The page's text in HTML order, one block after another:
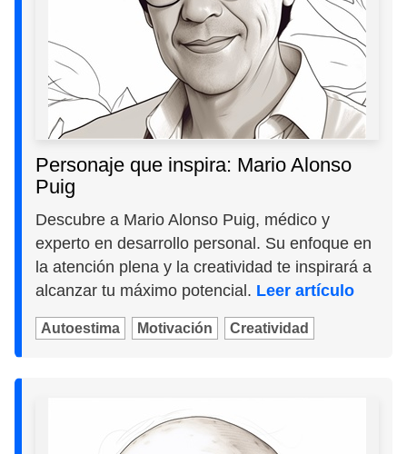
Personaje que inspira: Mario Alonso
Puig
Descubre a Mario Alonso Puig, médico y
experto en desarrollo personal. Su enfoque en
la atención plena y la creatividad te inspirará a
alcanzar tu máximo potencial. Leer artículo
Autoestima Motivación Creatividad